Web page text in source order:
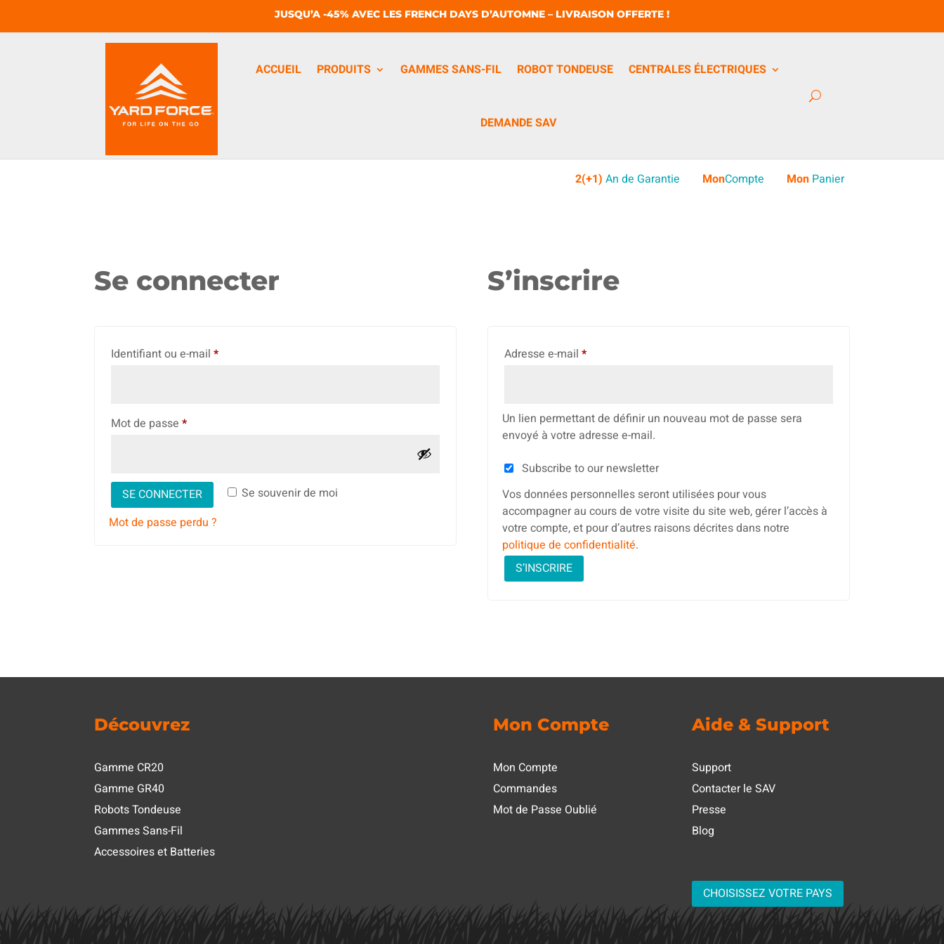
JUSQU’A -45% AVEC LES FRENCH DAYS D’AUTOMNE – LIVRAISON OFFERTE !
ACCUEIL PRODUITS GAMMES SANS-FIL ROBOT TONDEUSE CENTRALES ÉLECTRIQUES
DEMANDE SAV
MonPanier
MonCompte
2(+1) An de Garantie
Se connecter
Identifiant ou e-mail*Obligatoire
Mot de passe*Obligatoire
Se souvenir de moi
SE CONNECTER
Mot de passe perdu ?
S’inscrire
Adresse e-mail *Obligatoire
Un lien permettant de définir un nouveau mot de passe sera
envoyé à votre adresse e-mail.
Subscribe to our newsletter
Vos données personnelles seront utilisées pour vous
accompagner au cours de votre visite du site web, gérer l’accès à
votre compte, et pour d’autres raisons décrites dans notre
politique de confidentialité.
S’INSCRIRE
Découvrez
Gamme CR20
Gamme GR40
Robots Tondeuse
Gammes Sans-Fil
Accessoires et Batteries
Mon Compte
Mon Compte
Commandes
Mot de Passe Oublié
Aide & Support
Support
Contacter le SAV
Presse
Blog
CHOISISSEZ VOTRE PAYS